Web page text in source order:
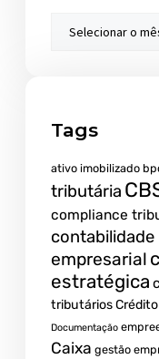
Tags
ativo imobilizado
tributária
compliance
empresarial
estratégica
tributários
Documentação
Caixa gestão